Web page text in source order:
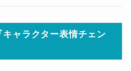
ャラクター表情チェン